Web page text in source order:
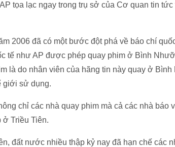
tọa lạc ngay trong trụ sở của Cơ quan tin
2006 đã có một bước đột phá về báo chí
tế như AP được phép quay phim ở Bình
là do nhân viên của hãng tin này quay ở
giới sử dụng.
chỉ các nhà quay phim mà cả các nhà báo
ở Triều Tiên.
đất nước nhiều thập kỷ nay đã hạn chế các